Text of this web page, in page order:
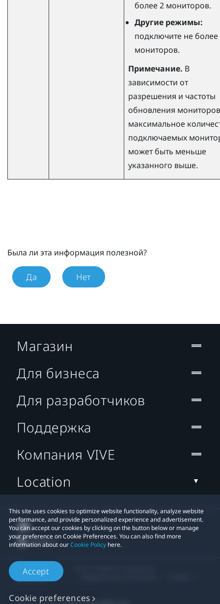
более 2 мониторов.
Другие режимы:
подключите не более
мониторов.
Примечание. В
зависимости от
разрешения и частоты
обновления мониторов
максимальное
подключаемых
может быть меньше
указанного выше.
Была ли эта информация полезной?
Да Нет
This site uses cookies to optimize website functionality, analyze website
performance, and provide personalized experience and advertisement.
You can accept our cookies by clicking on the button below or manage
your preference on Cookie Preferences. You can also find more
information about ourCookie Policy here.
Accept
Cookie preferences
Магазин
Для бизнеса
Для разработчиков
Поддержка
Компания VIVE
Location